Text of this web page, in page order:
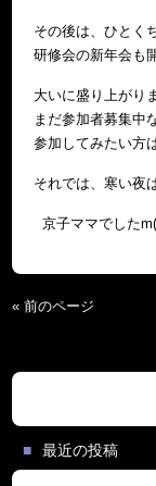
その後は、ひとく
研修会の新年会も
大いに盛り上がり
まだ参加者募集中
参加してみたい方
それでは、寒い夜
京子ママでした
« 前のページ
最近の投稿